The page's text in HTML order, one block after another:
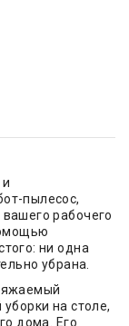
пылесос,
рабочего
ни одна
убрана.
на столе,
дома. Его